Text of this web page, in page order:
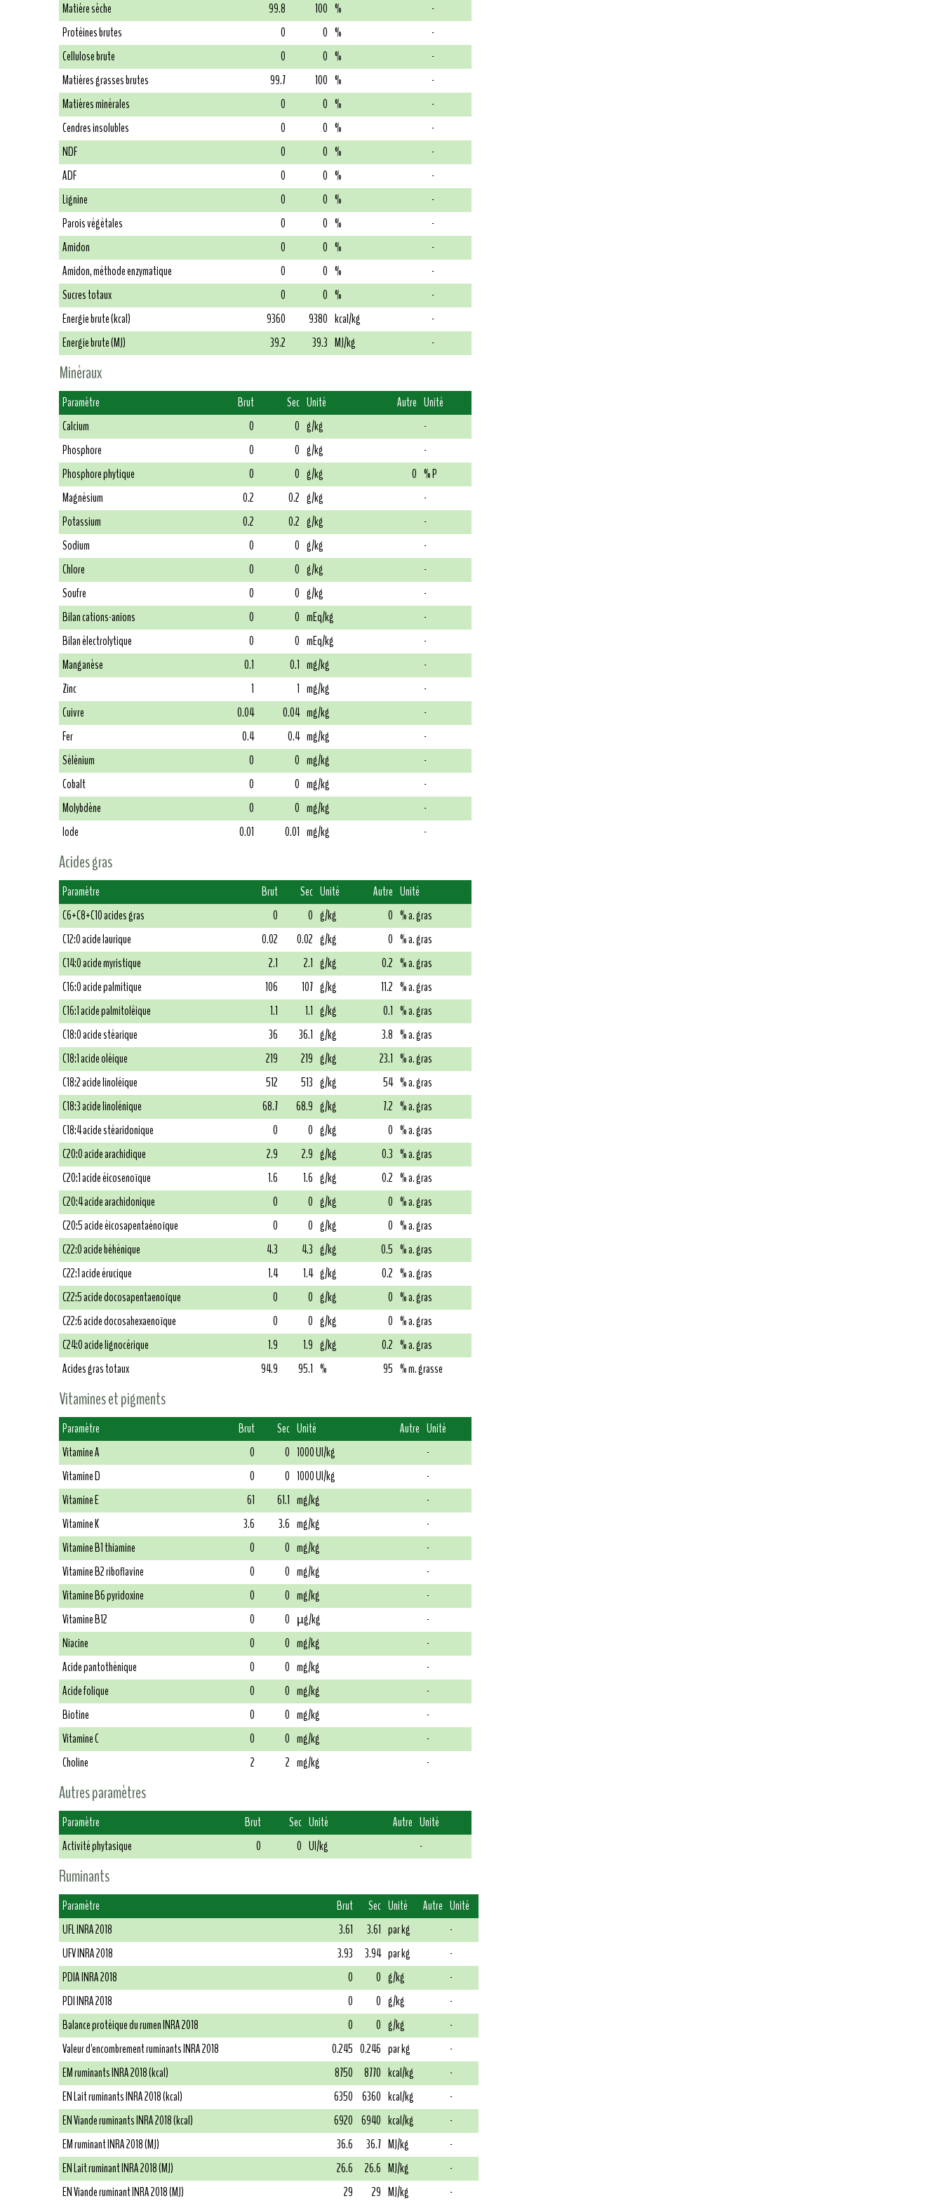
Matière sèche
99.8 100 %
-
Protéines brutes
0 0 %
-
Cellulose brute
0 0 %
-
Matières grasses brutes
99.7 100 %
-
Matières minérales
0 0 %
-
Cendres insolubles
0 0 %
-
NDF
0 0 %
-
ADF
0 0 %
-
Lignine
0 0 %
-
Parois végétales
0 0 %
-
Amidon
0 0 %
-
Amidon, méthode enzymatique
0 0 %
-
Sucres totaux
0 0 %
-
Energie brute (kcal)
9360 9380 kcal/kg
-
Energie brute (MJ)
39.2 39.3 MJ/kg -
Minéraux
Paramètre Brut Sec Unité Autre Unité
Calcium
0 0 g/kg
-
Phosphore
0 0 g/kg
-
Phosphore phytique
0 0 g/kg 0 % P
Magnésium
0.2 0.2 g/kg
-
Potassium
0.2 0.2 g/kg
-
Sodium
0 0 g/kg
-
Chlore
0 0 g/kg
-
Soufre
0 0 g/kg
-
Bilan cations-anions
0 0 mEq/kg
-
Bilan électrolytique
0 0 mEq/kg
-
Manganèse
0.1 0.1 mg/kg
-
Zinc
1 1 mg/kg
-
Cuivre
0.04 0.04 mg/kg
-
Fer
0.4 0.4 mg/kg
-
Sélénium
0 0 mg/kg
-
Cobalt
0 0 mg/kg
-
Molybdène
0 0 mg/kg
-
Iode
0.01 0.01 mg/kg -
Acides gras
Paramètre Brut Sec Unité Autre Unité
C6+C8+C10 acides gras
0 0 g/kg 0 % a. gras
C12:0 acide laurique
0.02 0.02 g/kg 0 % a. gras
C14:0 acide myristique
2.1 2.1 g/kg 0.2 % a. gras
C16:0 acide palmitique
106 107 g/kg 11.2 % a. gras
C16:1 acide palmitoléique
1.1 1.1 g/kg 0.1 % a. gras
C18:0 acide stéarique
36 36.1 g/kg 3.8 % a. gras
C18:1 acide oléique
219 219 g/kg 23.1 % a. gras
C18:2 acide linoléique
512 513 g/kg 54 % a. gras
C18:3 acide linolénique
68.7 68.9 g/kg 7.2 % a. gras
C18:4 acide stéaridonique
0 0 g/kg 0 % a. gras
C20:0 acide arachidique
2.9 2.9 g/kg 0.3 % a. gras
C20:1 acide éicosenoïque
1.6 1.6 g/kg 0.2 % a. gras
C20:4 acide arachidonique
0 0 g/kg 0 % a. gras
C20:5 acide éicosapentaénoïque
0 0 g/kg 0 % a. gras
C22:0 acide béhénique
4.3 4.3 g/kg 0.5 % a. gras
C22:1 acide érucique
1.4 1.4 g/kg 0.2 % a. gras
C22:5 acide docosapentaenoïque
0 0 g/kg 0 % a. gras
C22:6 acide docosahexaenoïque
0 0 g/kg 0 % a. gras
C24:0 acide lignocérique
1.9 1.9 g/kg 0.2 % a. gras
Acides gras totaux
94.9 95.1 % 95 % m. grasse
Vitamines et pigments
Paramètre Brut Sec Unité Autre Unité
Vitamine A
0 0 1000 UI/kg
-
Vitamine D
0 0 1000 UI/kg
-
Vitamine E
61 61.1 mg/kg
-
Vitamine K
3.6 3.6 mg/kg
-
Vitamine B1 thiamine
0 0 mg/kg
-
Vitamine B2 riboflavine
0 0 mg/kg
-
Vitamine B6 pyridoxine
0 0 mg/kg
-
Vitamine B12
0 0 µg/kg
-
Niacine
0 0 mg/kg
-
Acide pantothénique
0 0 mg/kg
-
Acide folique
0 0 mg/kg
-
Biotine
0 0 mg/kg
-
Vitamine C
0 0 mg/kg
-
Choline
2 2 mg/kg -
Autres paramètres
Paramètre Brut Sec Unité Autre Unité
Activité phytasique
0 0 UI/kg -
Ruminants
Paramètre Brut Sec Unité Autre Unité
UFL INRA 2018
3.61 3.61 par kg
-
UFV INRA 2018
3.93 3.94 par kg
-
PDIA INRA 2018
0 0 g/kg
-
PDI INRA 2018
0 0 g/kg
-
Balance protéique du rumen INRA 2018
0 0 g/kg
-
Valeur d'encombrement ruminants INRA 2018
0.245 0.246 par kg
-
EM ruminants INRA 2018 (kcal)
8750 8770 kcal/kg
-
EN Lait ruminants INRA 2018 (kcal)
6350 6360 kcal/kg
-
EN Viande ruminants INRA 2018 (kcal)
6920 6940 kcal/kg
-
EM ruminant INRA 2018 (MJ)
36.6 36.7 MJ/kg
-
EN Lait ruminant INRA 2018 (MJ)
26.6 26.6 MJ/kg
-
EN Viande ruminant INRA 2018 (MJ)
29 29 MJ/kg -